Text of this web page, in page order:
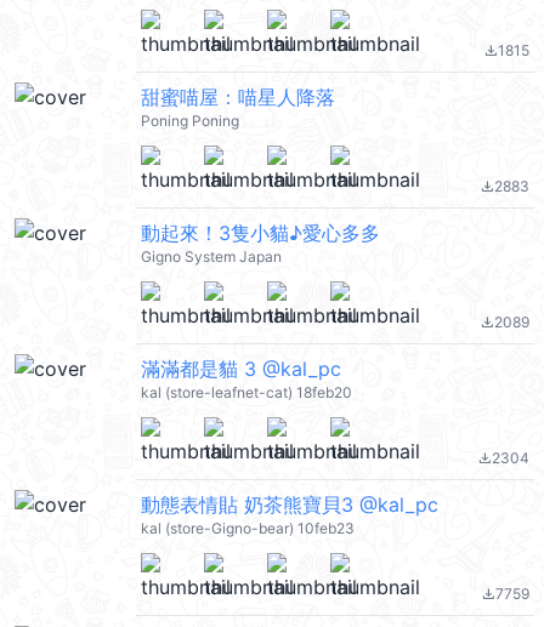
file_download1815
甜蜜喵屋：喵星人降落
Poning Poning
file_download2883
動起來！3隻小貓♪愛心多多
Gigno System Japan
file_download2089
滿滿都是貓 3 @kal_pc
kal (store-leafnet-cat) 18feb20
file_download2304
動態表情貼 奶茶熊寶貝3 @kal_pc
kal (store-Gigno-bear) 10feb23
file_download7759